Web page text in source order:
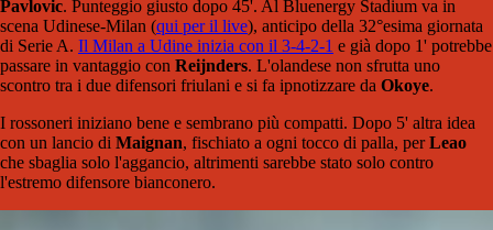
Pavlovic. Punteggio giusto dopo 45'. Al Bluenergy Stadium va in
scena Udinese-Milan (qui per il live), anticipo della 32°esima giornata
di Serie A. Il Milan a Udine inizia con il 3-4-2-1 e già dopo 1' potrebbe
passare in vantaggio con Reijnders. L'olandese non sfrutta uno
scontro tra i due difensori friulani e si fa ipnotizzare da Okoye.
I rossoneri iniziano bene e sembrano più compatti. Dopo 5' altra idea
con un lancio di Maignan, fischiato a ogni tocco di palla, perLeao
che sbaglia solo l'aggancio, altrimenti sarebbe stato solo contro
l'estremo difensore bianconero.